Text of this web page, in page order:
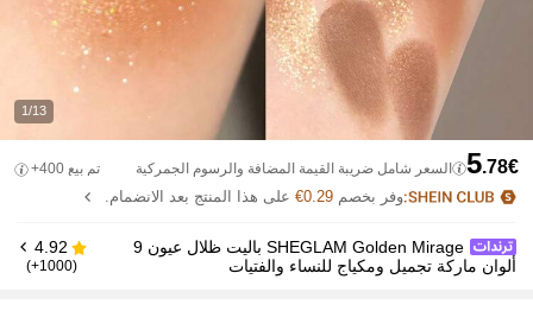
1/13
5.78€ السعر شامل ضريبة القيمة المضافة والرسوم الجمركية تم بيع 400+
وفر بخصم0.29€ على هذا المنتج بعد الانضمام.
SHEGLAM Golden Mirage باليت ظلال عيون 9
ألوان ماركة تجميل ومكياج للنساء والفتيات
4.92
(1000+)